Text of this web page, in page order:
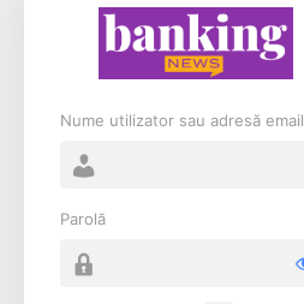
Nume utilizator sau adresă email
Parolă